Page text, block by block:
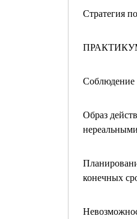
Стратегия
Соблюдение
Образ
конечных